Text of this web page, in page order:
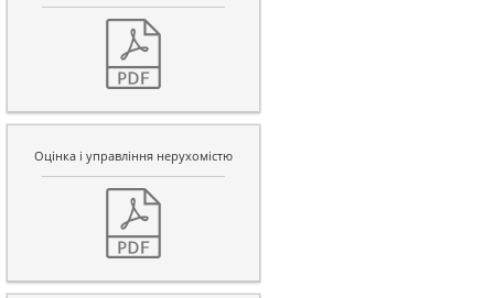
Оцінка і управління нерухомістю